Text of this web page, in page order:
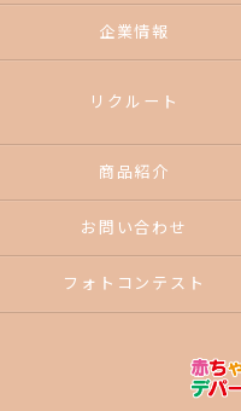
企業情報
リクルート
商品紹介
お問い合わせ
フォトコンテスト